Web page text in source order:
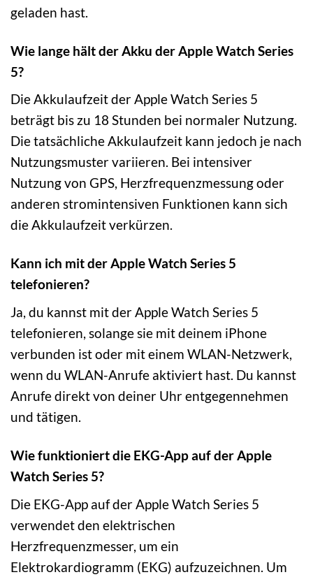
geladen hast.
Wie lange hält der Akku der Apple Watch Series
5?
Die Akkulaufzeit der Apple Watch Series 5
beträgt bis zu 18 Stunden bei normaler Nutzung.
Die tatsächliche Akkulaufzeit kann jedoch je nach
Nutzungsmuster variieren. Bei intensiver
Nutzung von GPS, Herzfrequenzmessung oder
anderen stromintensiven Funktionen kann sich
die Akkulaufzeit verkürzen.
Kann ich mit der Apple Watch Series 5
telefonieren?
Ja, du kannst mit der Apple Watch Series 5
telefonieren, solange sie mit deinem iPhone
verbunden ist oder mit einem WLAN-Netzwerk,
wenn du WLAN-Anrufe aktiviert hast. Du kannst
Anrufe direkt von deiner Uhr entgegennehmen
und tätigen.
Wie funktioniert die EKG-App auf der Apple
Watch Series 5?
Die EKG-App auf der Apple Watch Series 5
verwendet den elektrischen
Herzfrequenzmesser, um ein
Elektrokardiogramm (EKG) aufzuzeichnen. Um